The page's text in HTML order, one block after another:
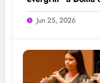
25. juna
Jun 25, 2026